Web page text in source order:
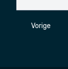
Vorig artikel:
Vorige